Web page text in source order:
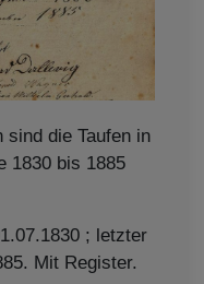
sind die Taufen in
1830 bis 1885
; letzter
Mit Register.